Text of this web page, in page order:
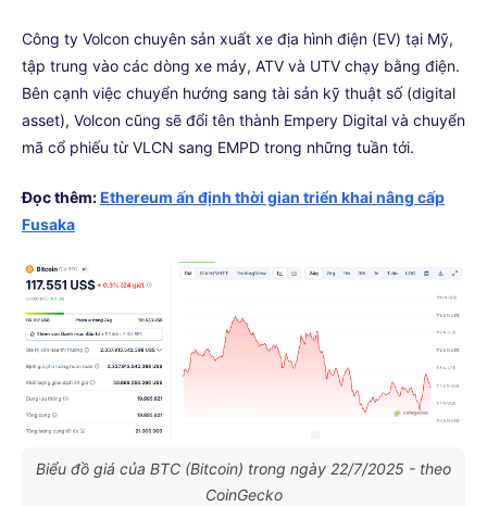
Công ty Volcon chuyên sản xuất xe địa hình điện (EV) tại Mỹ,
tập trung vào các dòng xe máy, ATV và UTV chạy bằng điện.
Bên cạnh việc chuyển hướng sang tài sản kỹ thuật số (digital
asset), Volcon cũng sẽ đổi tên thành Empery Digital và chuyển
mã cổ phiếu từ VLCN sang EMPD trong những tuần tới.
Đọc thêm:Ethereum ấn định thời gian triển khai nâng cấp
Fusaka
Biểu đồ giá của BTC (Bitcoin) trong ngày 22/7/2025 - theo
CoinGecko